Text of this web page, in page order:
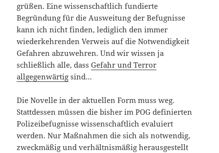
grüßen. Eine wissenschaftlich fundierte
Begründung für die Ausweitung der Befugnisse
kann ich nicht finden, lediglich den immer
wiederkehrenden Verweis auf die Notwendigkeit
Gefahren abzuwehren. Und wir wissen ja
schließlich alle, dassGefahr und Terror
allgegenwärtig sind…
Die Novelle in der aktuellen Form muss weg.
Stattdessen müssen die bisher im POG definierten
Polizeibefugnisse wissenschaftlich evaluiert
werden. Nur Maßnahmen die sich als notwendig,
zweckmäßig und verhältnismäßig herausgestellt